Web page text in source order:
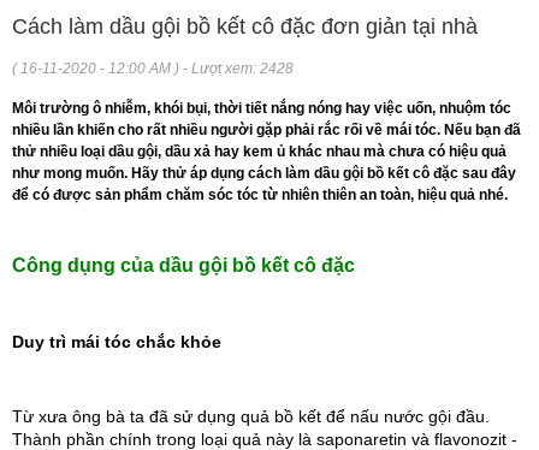
Cách làm dầu gội bồ kết cô đặc đơn giản tại nhà
( 16-11-2020 - 12:00 AM ) - Lượt xem: 2428
Môi trường ô nhiễm, khói bụi, thời tiết nắng nóng hay việc uốn, nhuộm tóc
nhiều lần khiến cho rất nhiều người gặp phải rắc rối về mái tóc. Nếu bạn đã
thử nhiều loại dầu gội, dầu xả hay kem ủ khác nhau mà chưa có hiệu quả
như mong muốn. Hãy thử áp dụng cách làm dầu gội bồ kết cô đặc sau đây
để có được sản phẩm chăm sóc tóc từ nhiên thiên an toàn, hiệu quả nhé.
Công dụng của dầu gội bồ kết cô đặc
Duy trì mái tóc chắc khỏe
Từ xưa ông bà ta đã sử dụng quả bồ kết để nấu nước gội đầu.
Thành phần chính trong loại quả này là saponaretin và flavonozit -